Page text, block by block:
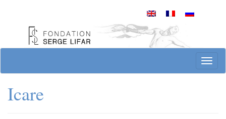
Icare